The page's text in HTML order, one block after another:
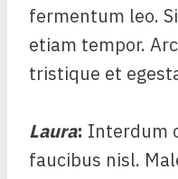
fermentum leo.
etiam tempor.
tristique et
Laura: Interdum
faucibus nisl.